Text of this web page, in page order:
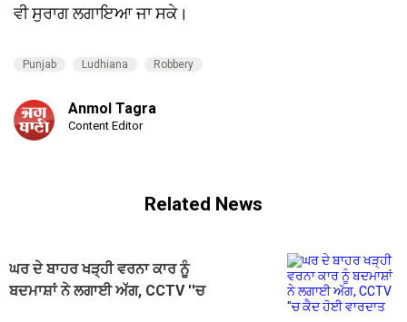
ਵੀ ਸੁਰਾਗ ਲਗਾਇਆ ਜਾ ਸਕੇ।
Punjab Ludhiana Robbery
Anmol Tagra
Content Editor
Related News
ਘਰ ਦੇ ਬਾਹਰ ਖੜ੍ਹੀ ਵਰਨਾ ਕਾਰ ਨੂੰ
ਬਦਮਾਸ਼ਾਂ ਨੇ ਲਗਾਈ ਅੱਗ, CCTV ''ਚ